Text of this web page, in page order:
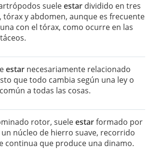
sueleestar dividido en tres
tórax y abdomen, aunque es frecuente
con el tórax, como ocurre en las
estar necesariamente relacionado
que todo cambia según una ley o
a todas las cosas.
rotor, sueleestarformado por
núcleo de hierro suave, recorrido
continua que produce una dinamo.